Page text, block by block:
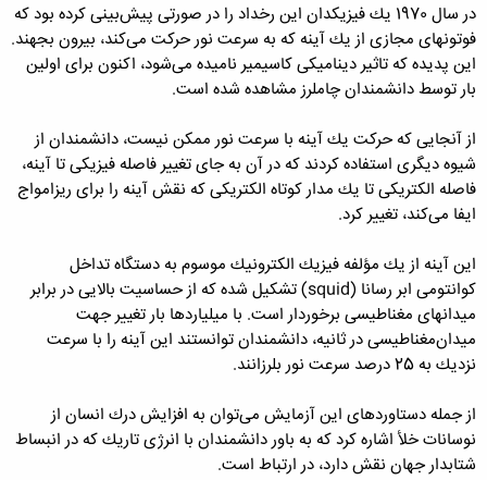
در سال 1970 یك فیزیكدان این رخداد را در صورتی پیش‌بینی كرده بود كه
فوتونهای مجازی از یك آینه كه به سرعت نور حركت می‌كند، بیرون بجهند.
این پدیده كه تاثیر دینامیكی كاسیمیر نامیده می‌شود، اكنون برای اولین
بار توسط دانشمندان چاملرز مشاهده شده است.
از آنجایی كه حركت یك آینه با سرعت نور ممكن نیست، دانشمندان از
شیوه دیگری استفاده كردند كه در آن به جای تغییر فاصله فیزیكی تا آینه،
فاصله الكتریكی تا یك مدار كوتاه الكتریكی كه نقش آینه را برای ریزامواج
ایفا می‌كند، تغییر كرد.
این آینه از یك مؤلفه فیزیك الكترونیك موسوم به دستگاه تداخل
كوانتومی ابر رسانا (squid) تشكیل شده كه از حساسیت بالایی در برابر
میدانهای مغناطیسی برخوردار است. با میلیاردها بار تغییر جهت
میدان‌مغناطیسی در ثانیه، دانشمندان توانستند این آینه را با سرعت
نزدیك به 25 درصد سرعت نور بلرزانند.
از جمله دستاوردهای این آزمایش می‌توان به افزایش درك انسان از
نوسانات خلأ اشاره كرد كه به باور دانشمندان با انرژی تاریك كه در انبساط
شتابدار جهان نقش دارد، در ارتباط است.